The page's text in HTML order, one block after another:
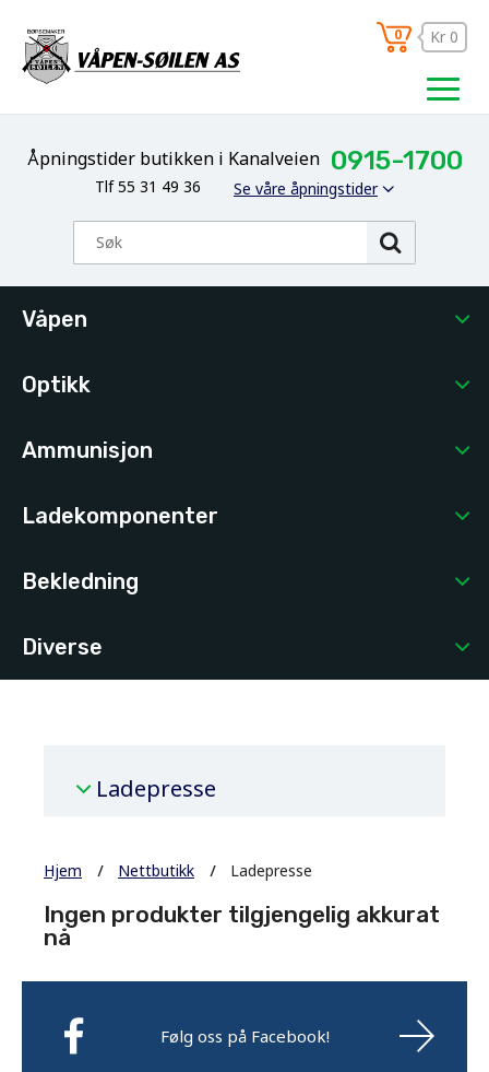
Åpningstider butikken i Kanalveien 0915-1700
Tlf 55 31 49 36 Se våre åpningstider
0 Kr 0
Våpen
Optikk
Ammunisjon
Ladekomponenter
Bekledning
Diverse
Ladepresse
Hjem Nettbutikk Ladepresse
Ingen produkter tilgjengelig akkurat
nå
Følg oss på Facebook!